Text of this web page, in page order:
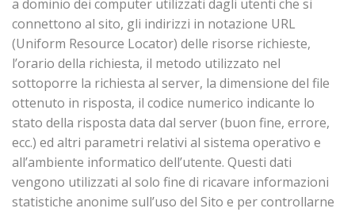
a dominio dei computer utilizzati dagli utenti che si
connettono al sito, gli indirizzi in notazione URL
(Uniform Resource Locator) delle risorse richieste,
l’orario della richiesta, il metodo utilizzato nel
sottoporre la richiesta al server, la dimensione del file
ottenuto in risposta, il codice numerico indicante lo
stato della risposta data dal server (buon fine, errore,
ecc.) ed altri parametri relativi al sistema operativo e
all’ambiente informatico dell’utente. Questi dati
vengono utilizzati al solo fine di ricavare informazioni
statistiche anonime sull’uso del Sito e per controllarne